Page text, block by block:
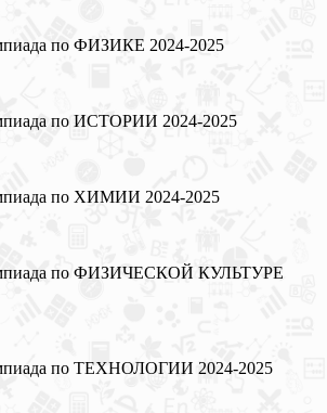
по ФИЗИКЕ 2024-2025
по ИСТОРИИ 2024-2025
по ХИМИИ 2024-2025
по ФИЗИЧЕСКОЙ КУЛЬТУРЕ
по ТЕХНОЛОГИИ 2024-2025